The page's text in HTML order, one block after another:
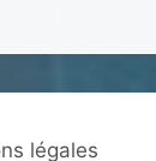
légales